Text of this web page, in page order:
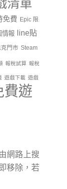
清單
免費 Epic 限
情報 line貼
門市 Steam
報稅試算 報稅
遊戲下載 遊戲
費遊
網路上搜
移除，若